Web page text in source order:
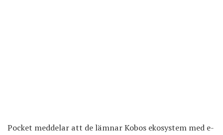
Pocket meddelar att de lämnar Kobos ekosystem med e-